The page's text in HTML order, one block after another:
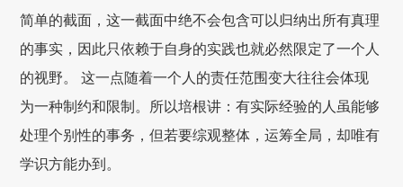
简单的截面，这一截面中绝不会包含可以归纳出所有真理
的事实，因此只依赖于自身的实践也就必然限定了一个人
的视野。 这一点随着一个人的责任范围变大往往会体现
为一种制约和限制。所以培根讲：有实际经验的人虽能够
处理个别性的事务，但若要综观整体，运筹全局，却唯有
学识方能办到。